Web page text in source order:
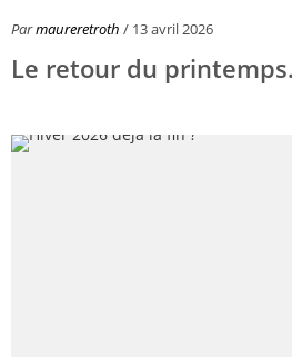
Parmaureretroth / 13 avril 2026
Le retour du